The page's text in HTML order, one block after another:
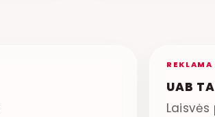
REKLAMA
UAB
Laisvės